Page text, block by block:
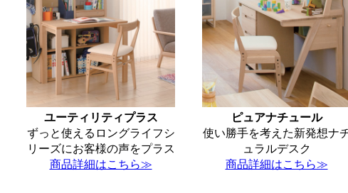
ユーティリティプラス
ずっと使えるロングライフシ
リーズにお客様の声をプラス
商品詳細はこちら≫
ピュアナチュール
使い勝手を考えた新発想ナ
ュラルデスク
商品詳細はこちら≫